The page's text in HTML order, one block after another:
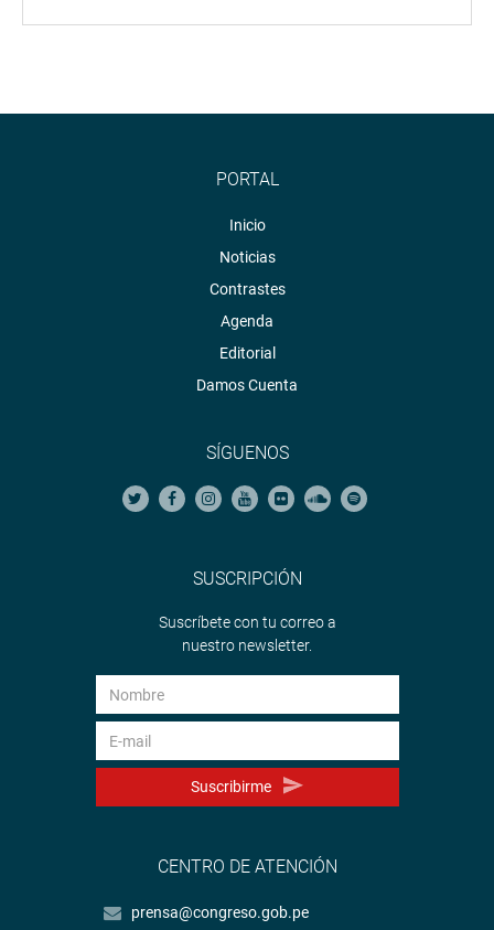
PORTAL
Inicio
Noticias
Contrastes
Agenda
Editorial
Damos Cuenta
SÍGUENOS
SUSCRIPCIÓN
Suscríbete con tu correo a
nuestro newsletter.
Suscribirme
CENTRO DE ATENCIÓN
prensa@congreso.gob.pe